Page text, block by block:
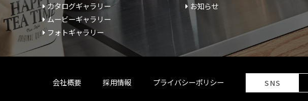
カタログギャラリー
ムービーギャラリー
フォトギャラリー
お知らせ
会社概要 採用情報 プライバシーポリシー SNS